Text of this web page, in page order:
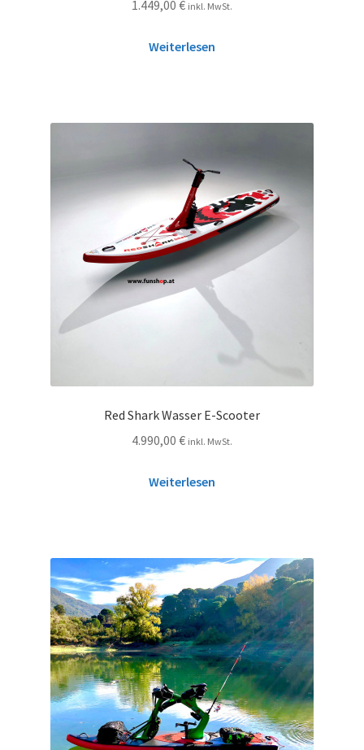
1.449,00 € inkl. MwSt.
Weiterlesen
Red Shark Wasser E-Scooter
4.990,00 € inkl. MwSt.
Weiterlesen